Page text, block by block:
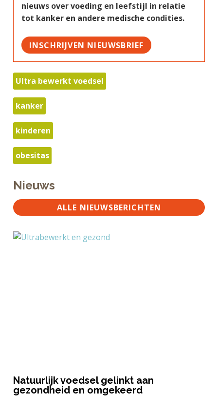
nieuws over voeding en leefstijl in relatie
tot kanker en andere medische condities.
INSCHRIJVEN NIEUWSBRIEF
Ultra bewerkt voedsel
kanker
kinderen
obesitas
Nieuws
ALLE NIEUWSBERICHTEN
Natuurlijk voedsel gelinkt aan
gezondheid en omgekeerd